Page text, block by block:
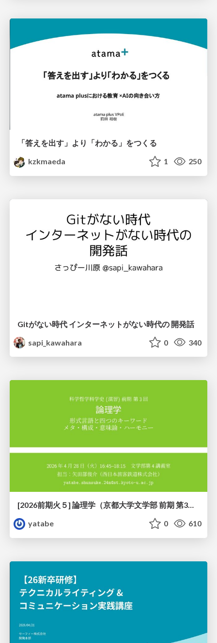
「答えを出す」より「わかる」をつくる
kzkmaeda
1 250
Gitがない時代 インターネットがない時代の 開発話
sapi_kawahara
0 340
[2026前期火５] 論理学（京都大学文学部 前期 第3回）「形式言語と四つのキーワード：メタ・構成・意味論・ハーモニー」
yatabe
0 610